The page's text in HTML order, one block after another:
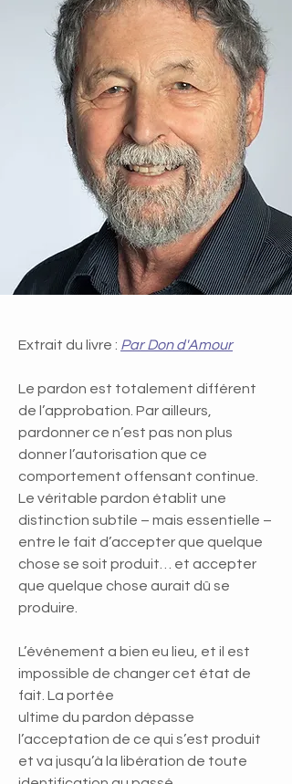
Extrait du livre : Par Don d'Amour
Le pardon est totalement différent
de l’approbation. Par ailleurs,
pardonner ce n’est pas non plus
donner l’autorisation que ce
comportement offensant continue.
Le véritable pardon établit une
distinction subtile – mais essentielle –
entre le fait d’accepter que quelque
chose se soit produit… et accepter
que quelque chose aurait dû se
produire.
L’événement a bien eu lieu, et il est
impossible de changer cet état de
fait. La portée
ultime du pardon dépasse
l’acceptation de ce qui s’est produit
et va jusqu’à la libération de toute